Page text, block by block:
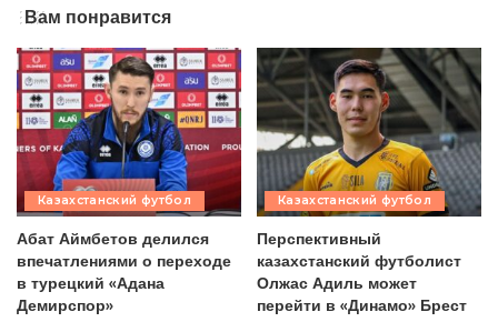
Вам понравится
Казахстанский футбол
Абат Аймбетов делился
впечатлениями о переходе
в турецкий «Адана
Демирспор»
Казахстанский футбол
Перспективный
казахстанский футболист
Олжас Адиль может
перейти в «Динамо» Брест